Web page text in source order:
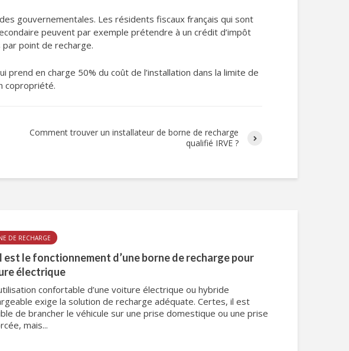
gouvernementales. Les résidents fiscaux français qui sont
peuvent par exemple prétendre à un crédit d’impôt
point de recharge.
en charge 50% du coût de l’installation dans la limite de
copropriété.
Comment trouver un installateur de borne de recharge
qualifié IRVE ?
DE RECHARGE
est le fonctionnement d’une borne de recharge pour
électrique
confortable d’une voiture électrique ou hybride
exige la solution de recharge adéquate. Certes, il est
de brancher le véhicule sur une prise domestique ou une prise
mais...